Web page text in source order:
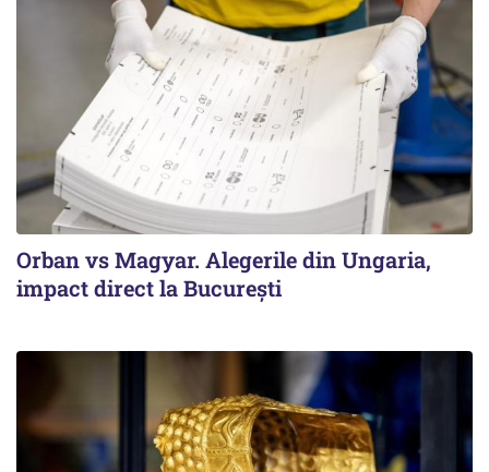
Orban vs Magyar. Alegerile din Ungaria,
impact direct la Bucureşti